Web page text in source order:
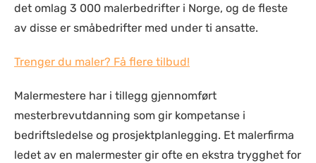
det omlag 3 000 malerbedrifter i Norge, og de fleste
av disse er småbedrifter med under ti ansatte.
Trenger du maler? Få flere tilbud!
Malermestere har i tillegg gjennomført
mesterbrevutdanning som gir kompetanse i
bedriftsledelse og prosjektplanlegging. Et malerfirma
ledet av en malermester gir ofte en ekstra trygghet for